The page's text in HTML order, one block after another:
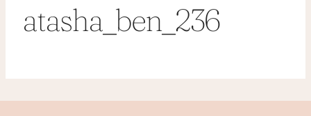
atasha_ben_236